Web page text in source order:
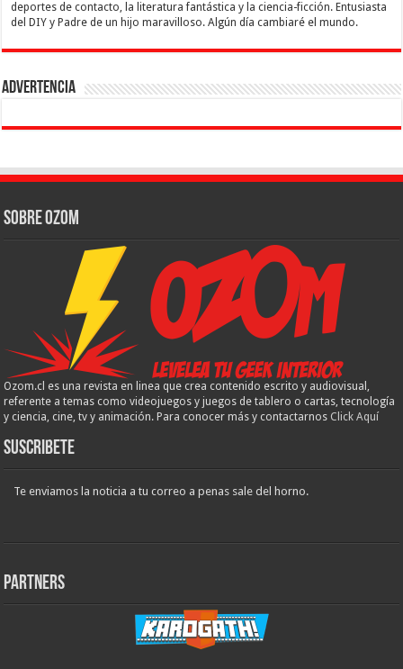
deportes de contacto, la literatura fantástica y la ciencia-ficción. Entusiasta
del DIY y Padre de un hijo maravilloso. Algún día cambiaré el mundo.
Advertencia
Sobre Ozom
Ozom.cl es una revista en linea que crea contenido escrito y audiovisual,
referente a temas como videojuegos y juegos de tablero o cartas, tecnología
y ciencia, cine, tv y animación. Para conocer más y contactarnos Click Aquí
Suscribete
Te enviamos la noticia a tu correo a penas sale del horno.
Partners